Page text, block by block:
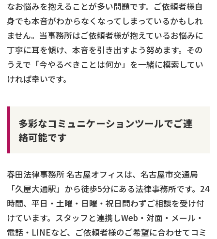
なお悩みを抱えることが多い問題です。ご依頼者様自
身でも本音がわからなくなってしまっているかもしれ
ません。当事務所はご依頼者様が抱えているお悩みに
丁寧に耳を傾け、本音を引き出すよう努めます。その
うえで「今やるべきことは何か」を一緒に模索してい
ければ幸いです。
多彩なコミュニケーションツールでご連
絡可能です
春田法律事務所 名古屋オフィスは、名古屋市交通局
「久屋大通駅」から徒歩5分にある法律事務所です。24
時間、平日・土曜・日曜・祝日問わずご相談を受け付
けています。スタッフと連携しWeb・対面・メール・
電話・LINEなど、ご依頼者様のご希望に合わせてコミ